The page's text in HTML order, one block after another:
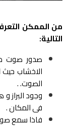
من الممكن
التالية:
صدور صوت
الاخشاب
الصوت. .
وجود البراز
فى المكان .
فاذا سمع